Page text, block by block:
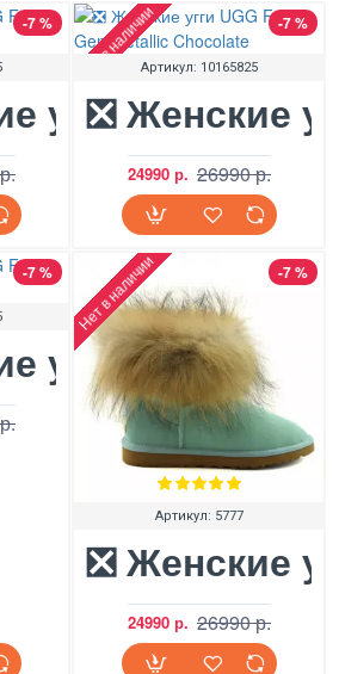
-7 %
угги UGG Fox
-7 %
Нет в наличииАртикул: 10165825
❎ Женские
24990 р. 26990 р.
-7 %
угги UGG Fox
-7 %
Нет в наличии
Артикул: 5777
❎ Женские
24990 р. 26990 р.